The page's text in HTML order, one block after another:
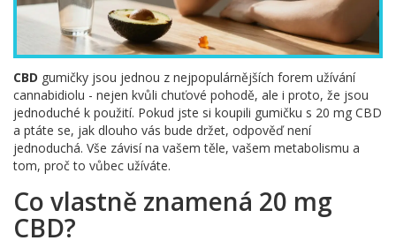
CBD gumičky jsou jednou z nejpopulárnějších forem užívání
cannabidiolu - nejen kvůli chuťové pohodě, ale i proto, že jsou
jednoduché k použití. Pokud jste si koupili gumičku s 20 mg CBD
a ptáte se, jak dlouho vás bude držet, odpověď není
jednoduchá. Vše závisí na vašem těle, vašem metabolismu a
tom, proč to vůbec užíváte.
Co vlastně znamená 20 mg
CBD?